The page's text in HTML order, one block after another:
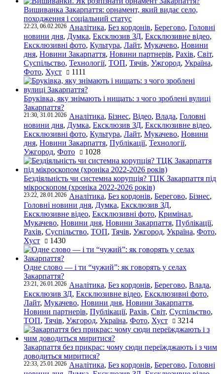
Вишиванка Закарпаття: орнамент, який видає село,
походження і соціальний статус
22:23, 06.02.2026 Аналітика, Без кордонів, Берегово, Головні
новини дня, Думка, Ексклюзив ЗД, Ексклюзивне відео,
Ексклюзивні фото, Культура, Лайт, Мукачево, Новини
дня, Новини Закарпаття, Новини партнерів, Рахів, Світ,
Суспільство, Технології, ТОП, Тячів, Ужгород, Україна,
Фото, Хуст 1111
Бруківка, яку знімають і нищать: з чого зроблені вулиці
Закарпаття?
21:30, 31.01.2026 Аналітика, Бізнес, Відео, Влада, Головні
новини дня, Думка, Ексклюзив ЗД, Ексклюзивне відео,
Ексклюзивні фото, Культура, Лайт, Мукачево, Новини
дня, Новини Закарпаття, Публікації, Технології,
Ужгород, Фото 1028
Бездіяльність чи системна корупція? ТЦК Закарпаття під
мікроскопом (хроніка 2022-2026 років)
23:22, 28.01.2026 Аналітика, Без кордонів, Берегово, Бізнес,
Головні новини дня, Думка, Ексклюзив ЗД,
Ексклюзивне відео, Ексклюзивні фото, Кримінал,
Мукачево, Новини дня, Новини Закарпаття, Публікації,
Рахів, Суспільство, ТОП, Тячів, Ужгород, Україна, Фото,
Хуст
1430
Одне слово — і ти “чужий”: як говорять у селах
Закарпаття?
23:21, 26.01.2026 Аналітика, Без кордонів, Берегово, Влада,
Ексклюзив ЗД, Ексклюзивне відео, Ексклюзивні фото,
Лайт, Мукачево, Новини дня, Новини Закарпаття,
Новини партнерів, Публікації, Рахів, Світ, Суспільство,
ТОП, Тячів, Ужгород, Україна, Фото, Хуст 3214
Закарпаття без прикрас: чому сюди переїжджають і з чим
доводиться миритися?
22:33, 25.01.2026 Аналітика, Без кордонів, Берегово, Головні